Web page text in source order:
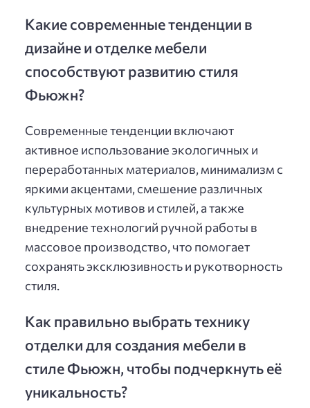
Какие современные тенденции в
дизайне и отделке мебели
способствуют развитию стиля
Фьюжн?
Современные тенденции включают
активное использование экологичных и
переработанных материалов, минимализм с
яркими акцентами, смешение различных
культурных мотивов и стилей, а также
внедрение технологий ручной работы в
массовое производство, что помогает
сохранять эксклюзивность и рукотворность
стиля.
Как правильно выбрать технику
отделки для создания мебели в
стиле Фьюжн, чтобы подчеркнуть её
уникальность?